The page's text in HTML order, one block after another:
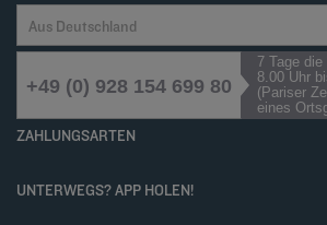
Aus Deutschland
+49 (0) 928 154 699 80
7 Tage
8.00 Uhr
(Pariser
eines
ZAHLUNGSARTEN
UNTERWEGS? APP HOLEN!